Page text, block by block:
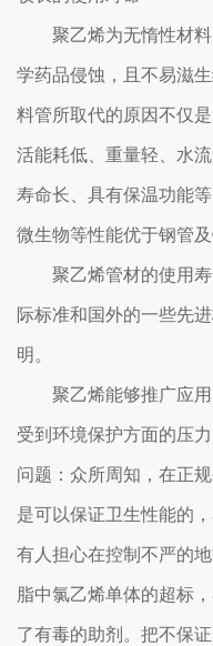
聚乙烯为无惰性材
学药品侵蚀，且不易滋
料管所取代的原因不仅
活能耗低、重量轻、水
寿命长、具有保温功能
微生物等性能优于钢管及
聚乙烯管材的使用
际标准和国外的一些先
明。
聚乙烯能够推广应
受到环境保护方面的压
问题：众所周知，在正
是可以保证卫生性能的
有人担心在控制不严的
脂中氯乙烯单体的超标
了有毒的助剂。把不保